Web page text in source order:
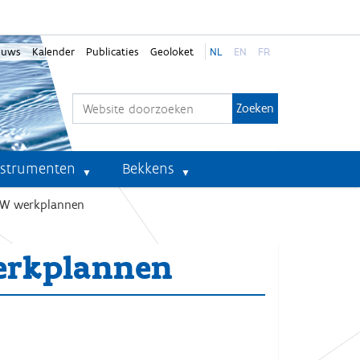
Kalender Publicaties Geoloket NL EN FR
Bekkens
werkplannen